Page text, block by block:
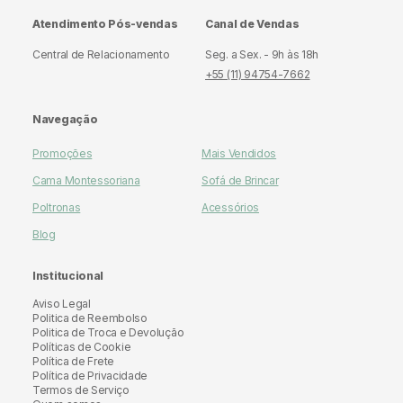
Atendimento Pós-vendas
Central de Relacionamento
Canal de Vendas
Seg. a Sex. - 9h às 18h
+55 (11) 94754-7662
Navegação
Promoções
Mais Vendidos
Cama Montessoriana
Sofá de Brincar
Poltronas
Acessórios
Blog
Institucional
Aviso Legal
Politica de Reembolso
Politica de Troca e Devolução
Políticas de Cookie
Política de Frete
Política de Privacidade
Termos de Serviço